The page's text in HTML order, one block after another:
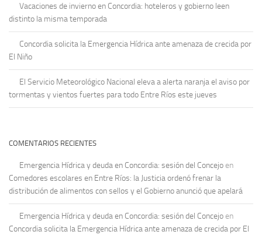
Vacaciones de invierno en Concordia: hoteleros y gobierno leen
distinto la misma temporada
Concordia solicita la Emergencia Hídrica ante amenaza de crecida por
El Niño
El Servicio Meteorológico Nacional eleva a alerta naranja el aviso por
tormentas y vientos fuertes para todo Entre Ríos este jueves
COMENTARIOS RECIENTES
Emergencia Hídrica y deuda en Concordia: sesión del Concejo en
Comedores escolares en Entre Ríos: la Justicia ordenó frenar la
distribución de alimentos con sellos y el Gobierno anunció que apelará
Emergencia Hídrica y deuda en Concordia: sesión del Concejo en
Concordia solicita la Emergencia Hídrica ante amenaza de crecida por El